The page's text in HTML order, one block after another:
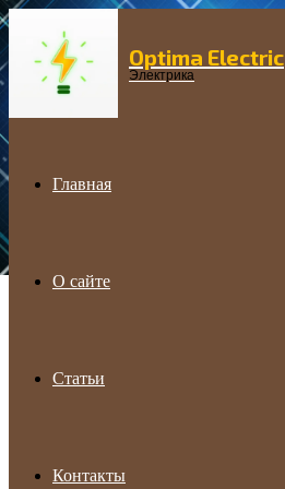
Menu Optima Electric
Электрика
Главная
О сайте
Статьи
Контакты